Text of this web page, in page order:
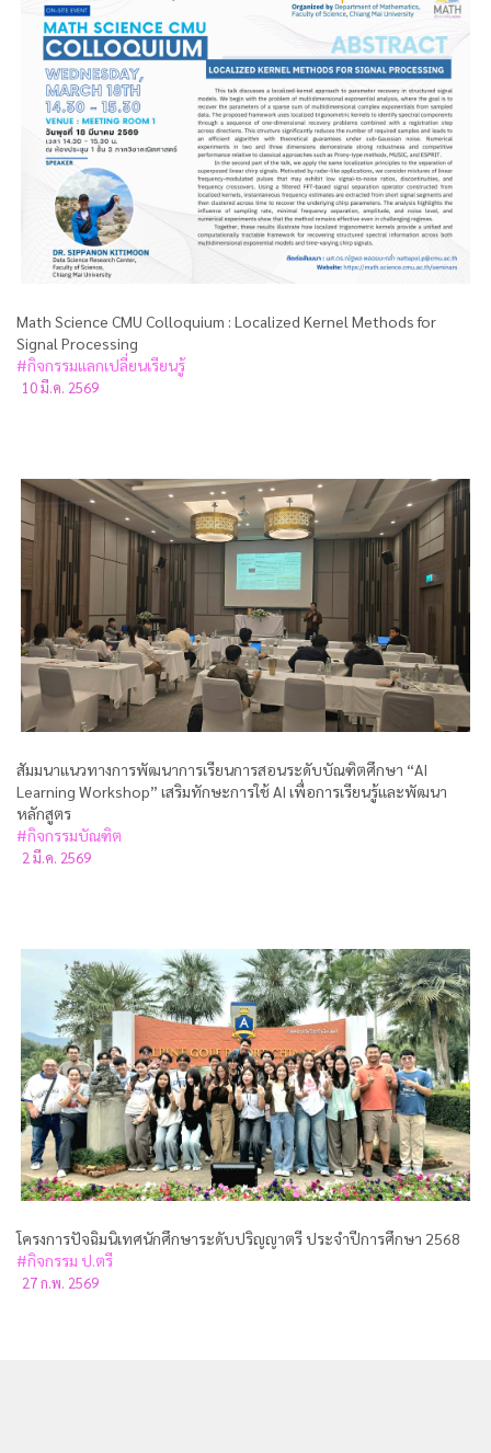
Math Science CMU Colloquium : Localized Kernel Methods for
Signal Processing
#กิจกรรมแลกเปลี่ยนเรียนรู้
10 มี.ค. 2569
สัมมนาแนวทางการพัฒนาการเรียนการสอนระดับบัณฑิตศึกษา “AI
Learning Workshop” เสริมทักษะการใช้ AI เพื่อการเรียนรู้และพัฒนา
หลักสูตร
#กิจกรรมบัณฑิต
2 มี.ค. 2569
โครงการปัจฉิมนิเทศนักศึกษาระดับปริญญาตรี ประจำปีการศึกษา 2568
#กิจกรรม ป.ตรี
27 ก.พ. 2569